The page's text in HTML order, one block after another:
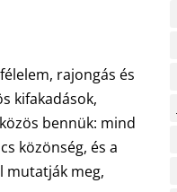
rajongás és
kifakadások,
bennük: mind
közönség, és a
mutatják meg,